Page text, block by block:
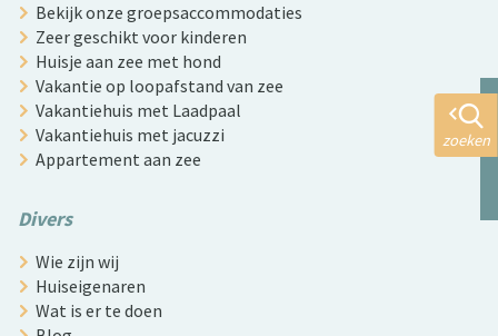
Bekijk onze groepsaccommodaties
Zeer geschikt voor kinderen
Huisje aan zee met hond
Vakantie op loopafstand van zee
Vakantiehuis met Laadpaal
Vakantiehuis met jacuzzi
Appartement aan zee
Divers
Wie zijn wij
Huiseigenaren
Wat is er te doen
zoeken